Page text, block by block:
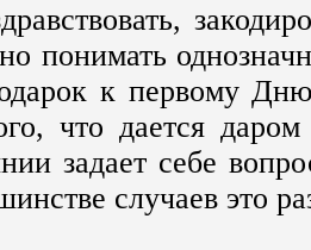
понимать
к первому
что дается
задает себе
случаев это